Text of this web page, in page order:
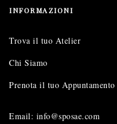
INFORMAZIONI
Trova il tuo Atelier
Chi Siamo
Prenota il tuo Appuntamento
Email: info@sposae.com